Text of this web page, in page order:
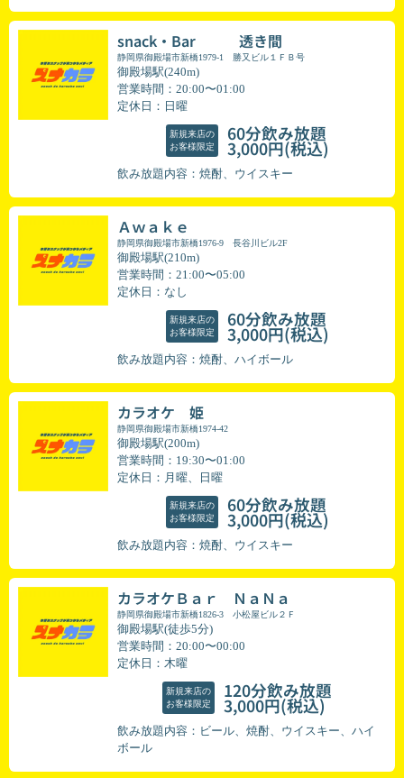
snack・Bar 透き間
静岡県御殿場市新橋1979-1 勝又ビル１ＦＢ号
御殿場駅(240m)
営業時間：20:00〜01:00
定休日：日曜
新規来店の
お客様限定
60分飲み放題
3,000円(税込)
飲み放題内容：焼酎、ウイスキー
Ａｗａｋｅ
静岡県御殿場市新橋1976-9 長谷川ビル2F
御殿場駅(210m)
営業時間：21:00〜05:00
定休日：なし
新規来店の
お客様限定
60分飲み放題
3,000円(税込)
飲み放題内容：焼酎、ハイボール
カラオケ 姫
静岡県御殿場市新橋1974-42
御殿場駅(200m)
営業時間：19:30〜01:00
定休日：月曜、日曜
新規来店の
お客様限定
60分飲み放題
3,000円(税込)
飲み放題内容：焼酎、ウイスキー
カラオケＢａｒ ＮａＮａ
静岡県御殿場市新橋1826-3 小松屋ビル２Ｆ
御殿場駅(徒歩5分)
営業時間：20:00〜00:00
定休日：木曜
新規来店の
お客様限定
120分飲み放題
3,000円(税込)
飲み放題内容：ビール、焼酎、ウイスキー、ハイ
ボール